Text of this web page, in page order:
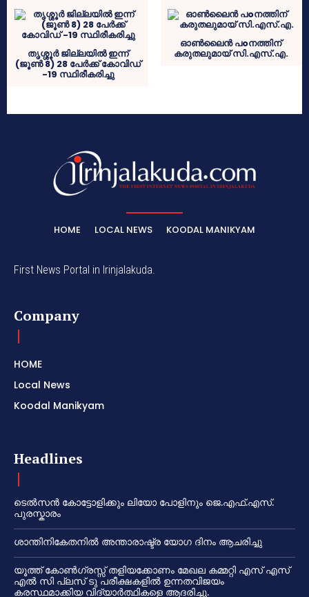
തൃശ്ശൂര്‍ ജില്ലയില്‍ ഇന്ന്
(ജൂണ്‍ 8) 28 പേര്‍ക്ക് കോവിഡ്
-19 സ്ഥിരീകരിച്ചു
ഓൺലൈൻ പoനത്തിന്
കരുതലുമായ് സി.എസ്.എ.
HOME LOCAL NEWS KOODAL MANIKYAM
First News Portal in Irinjalakuda.
Company
HOME
Local News
Koodal Manikyam
Headlines
ടെൽസൻ കോട്ടോളിക്കും ലിയോ പോളിനും ജെ.എഫ്.എസ്.
പുരസ്കാരം
ശാന്തിനികേതനിൽ അന്താരാഷ്ട്ര യോഗ ദിനം ആചരിച്ചു
യൂത്ത് കോൺഗ്രസ്സ് തളിയക്കോണം മേഖല കമ്മറ്റി എസ് എസ്
എൽ സി പ്ലസ് ടു പരീക്ഷകളിൽ ഉന്നതവിജയം
കരസ്ഥമാക്കിയ വിദ്യാർത്ഥികളെ ആദരിച്ചു.